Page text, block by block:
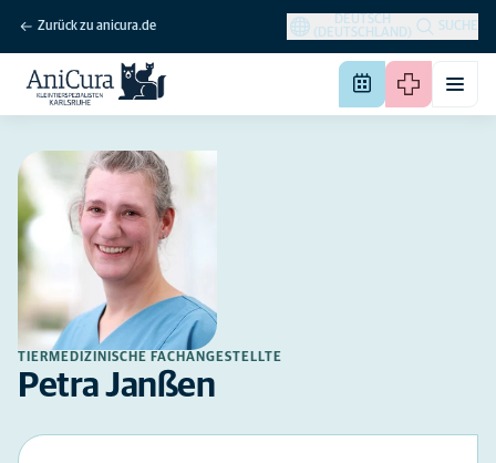
Zurück zu anicura.de
DEUTSCH
(DEUTSCHLAND)
SUCHE
TIERMEDIZINISCHE FACHANGESTELLTE
Petra Janßen